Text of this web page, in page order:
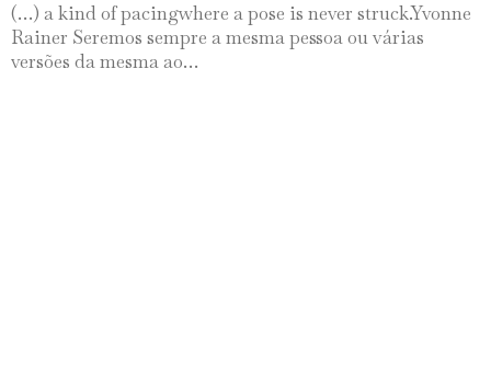
(…) a kind of pacingwhere a pose is never struck.Yvonne
Rainer Seremos sempre a mesma pessoa ou várias
versões da mesma ao…